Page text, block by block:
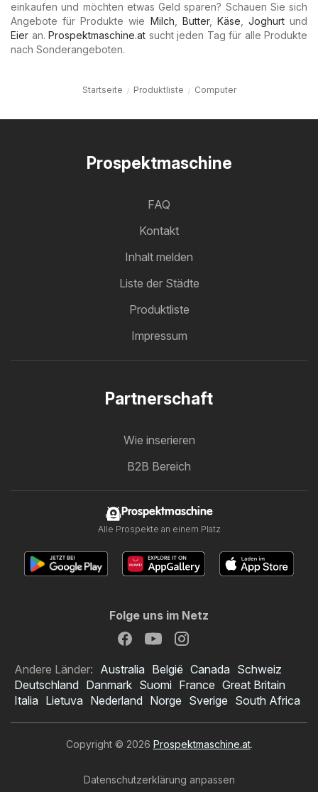
einkaufen und möchten etwas Geld sparen? Schauen Sie sich
Angebote für Produkte wie Milch Butter, Käse Joghurtund
Eier an. Prospektmaschine.at sucht jeden Tag für alle Produkte
nach Sonderangeboten.
Startseite Produktliste Computer
Prospektmaschine
FAQ
Kontakt
Inhalt melden
Liste der Städte
Produktliste
Impressum
Partnerschaft
Wie inserieren
B2B Bereich
Prospektmaschine
Alle Prospekte an einem Platz
Folge uns im Netz
Andere Länder: Australia België Canada Schweiz
Deutschland Danmark Suomi France Great Britain
Italia Lietuva Nederland Norge Sverige South Africa
Copyright © 2026 Prospektmaschine.at.
Datenschutzerklärung anpassen